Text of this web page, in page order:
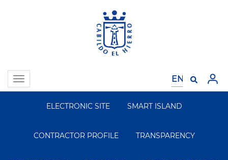
Toggle
navigation
Segundo
Menu
ELECTRONIC SITE SMART ISLAND
CONTRACTOR PROFILE TRANSPARENCY